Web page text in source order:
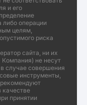
и его
либо операции
целям,
риска
сайта, ни их
не несут
случае совершения
инструменты,
качестве
принятии